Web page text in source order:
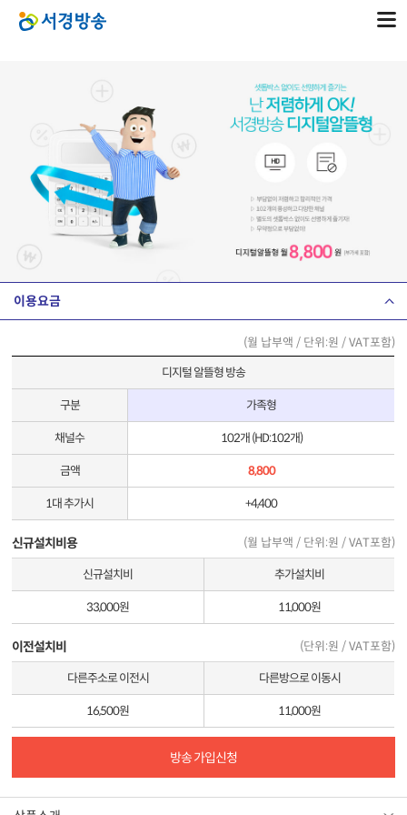
이용요금
(월 납부액 / 단위:원 / VAT포함)
디지털 알뜰형 방송
구분 가족형
채널수 102개 (HD:102개)
금액 8,800
1대 추가시 +4,400
신규설치비용 (월 납부액 / 단위:원 / VAT포함)
신규설치비 추가설치비
33,000원 11,000원
이전설치비 (단위:원 / VAT포함)
다른주소로 이전시 다른방으로 이동시
16,500원 11,000원
방송 가입신청